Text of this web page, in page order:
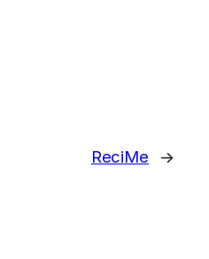
ReciMe →